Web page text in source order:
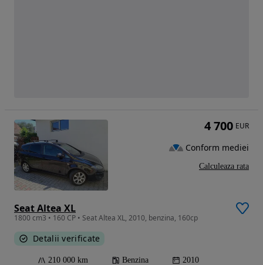
Seat Altea XL
1800 cm3 • 160 CP • Seat Altea XL, 2010, benzina, 160cp
Detalii verificate
210 000 km Benzina 2010
4 700 EUR
Conform mediei
Calculeaza rata